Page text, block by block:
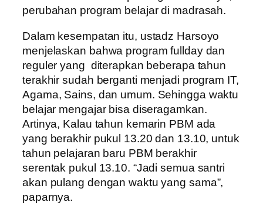
perubahan program belajar di madrasah.
Dalam kesempatan itu, ustadz Harsoyo
menjelaskan bahwa program fullday dan
reguler yang diterapkan beberapa tahun
terakhir sudah berganti menjadi program IT,
Agama, Sains, dan umum. Sehingga waktu
belajar mengajar bisa diseragamkan.
Artinya, Kalau tahun kemarin PBM ada
yang berakhir pukul 13.20 dan 13.10, untuk
tahun pelajaran baru PBM berakhir
serentak pukul 13.10. “Jadi semua santri
akan pulang dengan waktu yang sama”,
paparnya.